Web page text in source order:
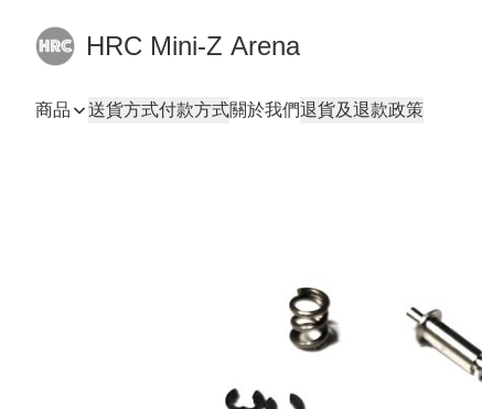
HRC Mini-Z Arena
商品 送貨方式付款方式關於我們退貨及退款政策